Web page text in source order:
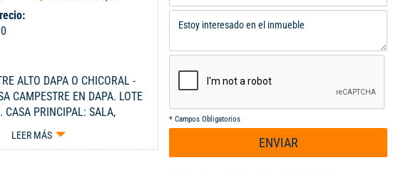
ALTO DAPA O CHICORAL -
CAMPESTRE EN DAPA. LOTE
CASA PRINCIPAL: SALA,
TURCO, SALON DE
Y POOL) BAÑO, CHORRERA,
LEER MÁS
* Campos Obligatorios
ENVIAR